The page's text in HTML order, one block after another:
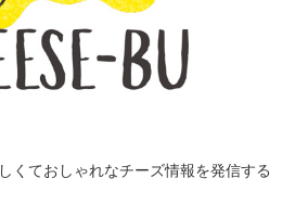
くておしゃれなチーズ情報を発信する